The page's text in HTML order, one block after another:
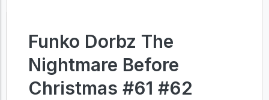
Funko Dorbz The
Nightmare Before
Christmas #61 #62